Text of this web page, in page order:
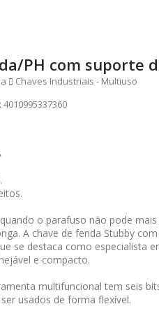
PH com suporte
Chaves Industriais - Multiuso
4010995337360
o parafuso não pode
A chave de fenda Stubby
se destaca como especialista
e compacto.
multifuncional tem seis
usados de forma flexível.